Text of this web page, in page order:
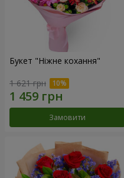
Букет "Ніжне кохання"
1 621 грн
Замовити